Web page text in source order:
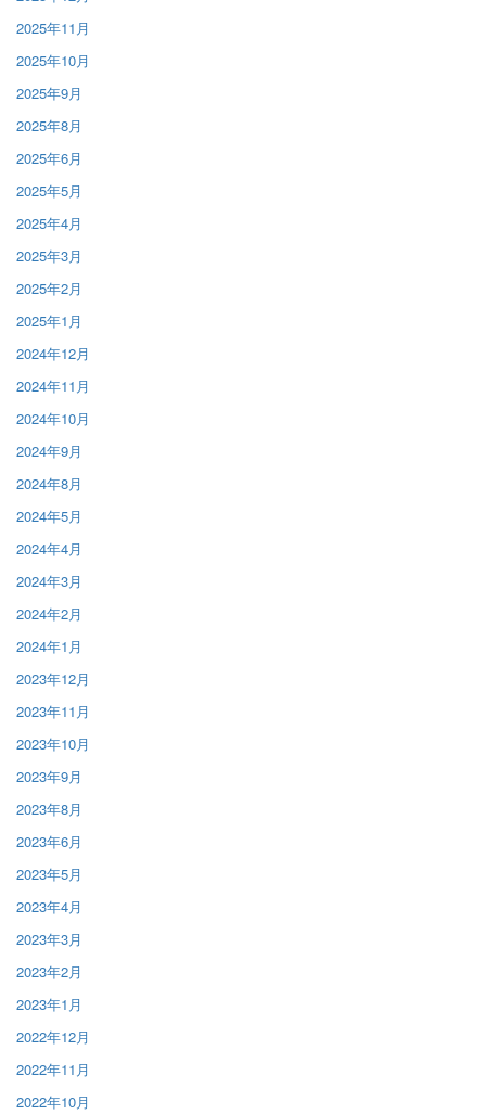
2025年11月
2025年10月
2025年9月
2025年8月
2025年6月
2025年5月
2025年4月
2025年3月
2025年2月
2025年1月
2024年12月
2024年11月
2024年10月
2024年9月
2024年8月
2024年5月
2024年4月
2024年3月
2024年2月
2024年1月
2023年12月
2023年11月
2023年10月
2023年9月
2023年8月
2023年6月
2023年5月
2023年4月
2023年3月
2023年2月
2023年1月
2022年12月
2022年11月
2022年10月